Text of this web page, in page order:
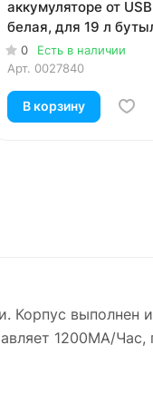
аккумуляторе от
белая, для 19 л
0
Есть в наличии
Арт. 0027840
В корзину
выполнен
1200МА/